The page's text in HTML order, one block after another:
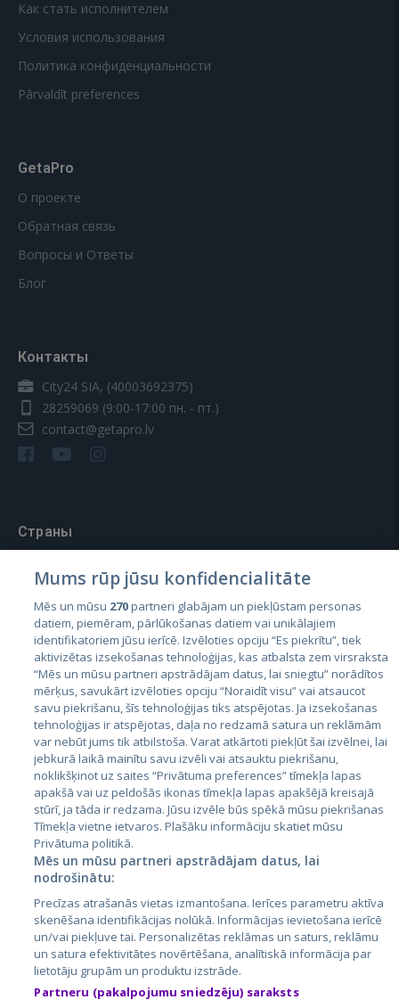
Как стать исполнителем
Условия использования
Политика конфиденциальности
Pārvaldīt preferences
GetaPro
О проекте
Обратная связь
Вопросы и Ответы
Блог
Контакты
City24 SIA, (40003692375)
28259069 (9:00-17:00 пн. - пт.)
contact@getapro.lv
Страны
Латвия
Литва
City24.lv
City24.ee
GetaPro.lv
GetaPro.ee
Skelbiu.lt
Aruodas.lt
CVbankas.lt
Kainos.lt
Paslaugos.lt
KV.ee
KuldneBörs.ee
© 2026 GetaPro. Все права защищены.
Mums rūp jūsu konfidencialitāte
Mēs un mūsu 270partneri glabājam un piekļūstam personas
datiem, piemēram, pārlūkošanas datiem vai unikālajiem
identifikatoriem jūsu ierīcē. Izvēloties opciju “Es piekrītu”, tiek
aktivizētas izsekošanas tehnoloģijas, kas atbalsta zem virsraksta
“Mēs un mūsu partneri apstrādājam datus, lai sniegtu” norādītos
mērķus, savukārt izvēloties opciju “Noraidīt visu” vai atsaucot
savu piekrišanu, šīs tehnoloģijas tiks atspējotas. Ja izsekošanas
tehnoloģijas ir atspējotas, daļa no redzamā satura un reklāmām
var nebūt jums tik atbilstoša. Varat atkārtoti piekļūt šai izvēlnei, lai
jebkurā laikā mainītu savu izvēli vai atsauktu piekrišanu,
noklikšķinot uz saites “Privātuma preferences” tīmekļa lapas
apakšā vai uz peldošās ikonas tīmekļa lapas apakšējā kreisajā
stūrī, ja tāda ir redzama. Jūsu izvēle būs spēkā mūsu piekrišanas
Tīmekļa vietne ietvaros. Plašāku informāciju skatiet mūsu
Privātuma politikā.
Mēs un mūsu partneri apstrādājam datus, lai
nodrošinātu:
Precīzas atrašanās vietas izmantošana. Ierīces parametru aktīva
skenēšana identifikācijas nolūkā. Informācijas ievietošana ierīcē
un/vai piekļuve tai. Personalizētas reklāmas un saturs, reklāmu
un satura efektivitātes novērtēšana, analītiskā informācija par
lietotāju grupām un produktu izstrāde.
Partneru (pakalpojumu sniedzēju) saraksts